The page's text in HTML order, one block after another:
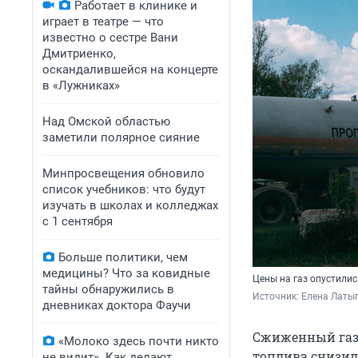
Работает в клинике и
играет в театре — что
известно о сестре Вани
Дмитриенко,
оскандалившейся на концерте
в «Лужниках»
Над Омской областью
заметили полярное сияние
Минпросвещения обновило
список учебников: что будут
изучать в школах и колледжах
с 1 сентября
Больше политики, чем
медицины? Что за ковидные
тайны обнаружились в
дневниках доктора Фаучи
«Молоко здесь почти никто
Цены на газ
Источник: Елена
Сжиженный газ